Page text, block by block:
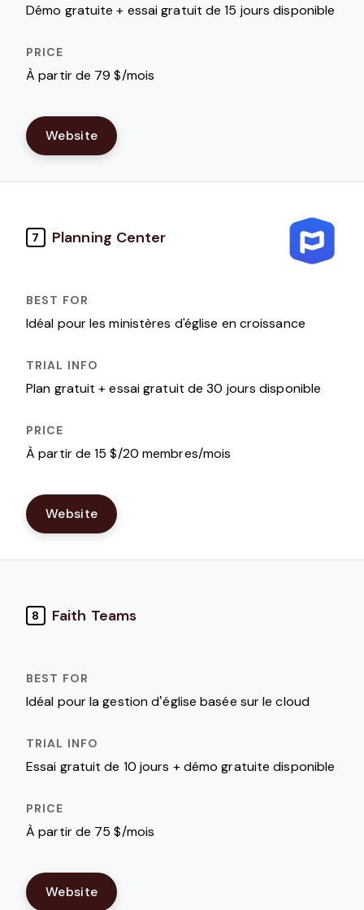
Démo gratuite + essai gratuit de 15 jours disponible
À partir de 79 $/mois
Website
7 Planning Center
Idéal pour les ministères d'église en croissance
Plan gratuit + essai gratuit de 30 jours disponible
À partir de 15 $/20 membres/mois
Website
8 Faith Teams
Idéal pour la gestion d’église basée sur le cloud
Essai gratuit de 10 jours + démo gratuite disponible
À partir de 75 $/mois
Website